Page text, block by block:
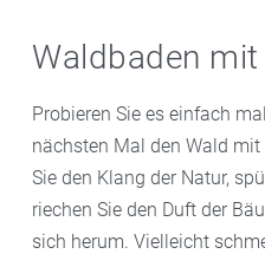
Waldbaden
Probieren Sie es einfach
nächsten Mal den Wald
Sie den Klang der Natur,
riechen Sie den Duft der
sich herum. Vielleicht